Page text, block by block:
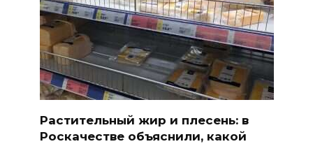
Растительный жир и плесень: в
Роскачестве объяснили, какой